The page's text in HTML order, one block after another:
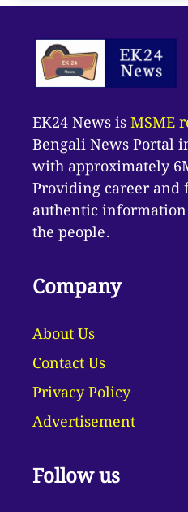
EK24 News isMSME
Bengali News Portal
with approximately
Providing career and
authentic
the people.
Company
About Us
Contact Us
Privacy Policy
Advertisement
Follow us